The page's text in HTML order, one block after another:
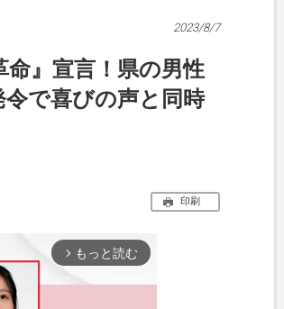
2023/8/7
命』宣言！県の男性
で喜びの声と同時
印刷
arrow_forward_ios もっと読む